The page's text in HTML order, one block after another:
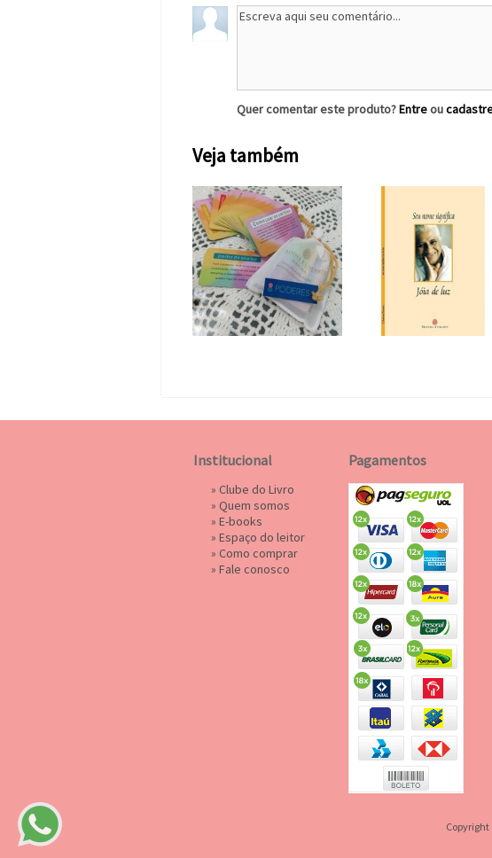
Quer comentar este produto?Entreou
Veja também
Institucional
» Clube do Livro
» Quem somos
» E-books
» Espaço do leitor
» Como comprar
» Fale conosco
Pagamentos